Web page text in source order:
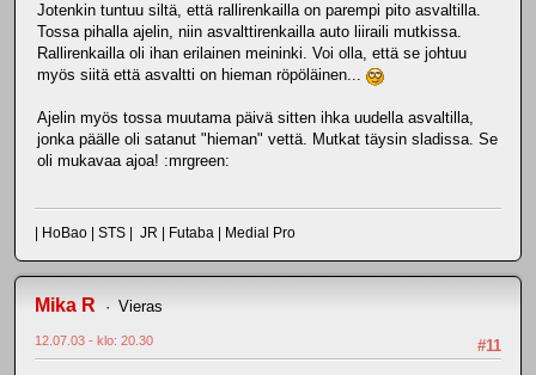
Jotenkin tuntuu siltä, että rallirenkailla on parempi pito asvaltilla.
Tossa pihalla ajelin, niin asvalttirenkailla auto liiraili mutkissa.
Rallirenkailla oli ihan erilainen meininki. Voi olla, että se johtuu
myös siitä että asvaltti on hieman röpöläinen...
Ajelin myös tossa muutama päivä sitten ihka uudella asvaltilla,
jonka päälle oli satanut "hieman" vettä. Mutkat täysin sladissa. Se
oli mukavaa ajoa! :mrgreen:
| HoBao | STS | JR | Futaba | Medial Pro
Mika R Vieras
#11
12.07.03 - klo: 20.30